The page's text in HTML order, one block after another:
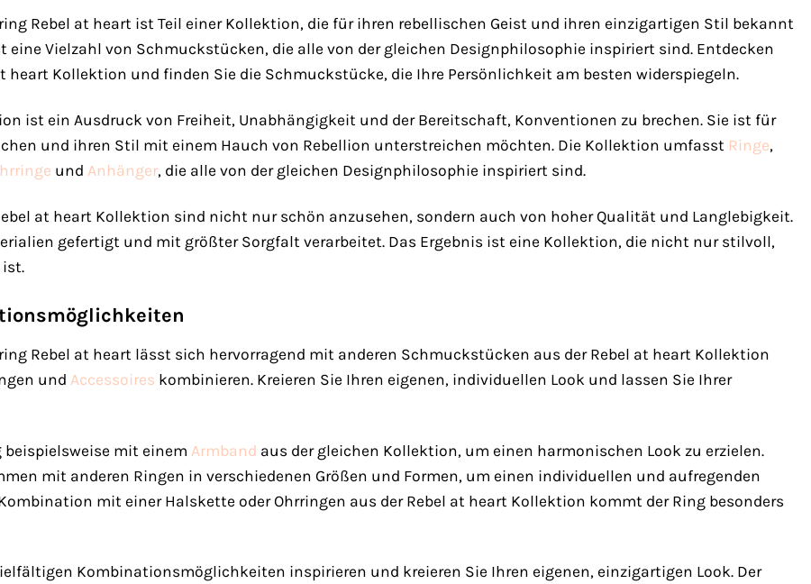
Rebel at heart ist Teil einer Kollektion, die für ihren rebellischen Geist und ihren einzigartigen Stil bekannt
eine Vielzahl von Schmuckstücken, die alle von der gleichen Designphilosophie inspiriert sind. Entdecken
heart Kollektion und finden Sie die Schmuckstücke, die Ihre Persönlichkeit am besten widerspiegeln.
ist ein Ausdruck von Freiheit, Unabhängigkeit und der Bereitschaft, Konventionen zu brechen. Sie ist für
und ihren Stil mit einem Hauch von Rebellion unterstreichen möchten. Die Kollektion umfasst Ringe,
und Anhänger, die alle von der gleichen Designphilosophie inspiriert sind.
at heart Kollektion sind nicht nur schön anzusehen, sondern auch von hoher Qualität und Langlebigkeit.
gefertigt und mit größter Sorgfalt verarbeitet. Das Ergebnis ist eine Kollektion, die nicht nur stilvoll,
Rebel at heart lässt sich hervorragend mit anderen Schmuckstücken aus der Rebel at heart Kollektion
und Accessoires kombinieren. Kreieren Sie Ihren eigenen, individuellen Look und lassen Sie Ihrer
beispielsweise mit einem Armband aus der gleichen Kollektion, um einen harmonischen Look zu erzielen.
mit anderen Ringen in verschiedenen Größen und Formen, um einen individuellen und aufregenden
mit einer Halskette oder Ohrringen aus der Rebel at heart Kollektion kommt der Ring besonders
Kombinationsmöglichkeiten inspirieren und kreieren Sie Ihren eigenen, einzigartigen Look. Der